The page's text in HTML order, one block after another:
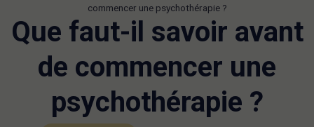
commencer une psychothérapie ?
Que faut-il savoir avant
de commencer une
psychothérapie ?